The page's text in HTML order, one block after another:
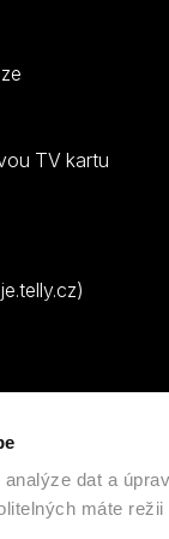
dat a
máte
TV kartu
| Všechna